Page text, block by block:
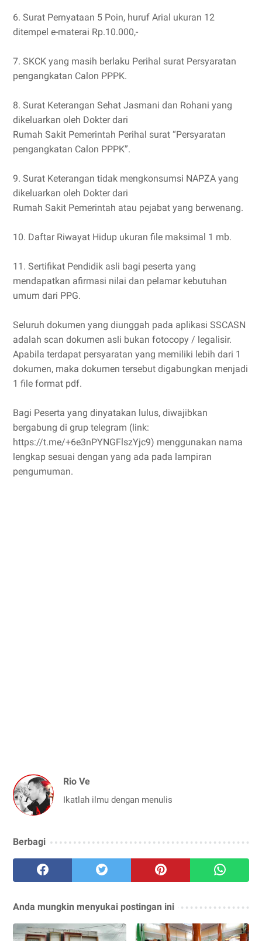
6. Surat Pernyataan 5 Poin, huruf Arial ukuran 12
ditempel e-materai Rp.10.000,-
7. SKCK yang masih berlaku Perihal surat Persyaratan
pengangkatan Calon PPPK.
8. Surat Keterangan Sehat Jasmani dan Rohani yang
dikeluarkan oleh Dokter dari
Rumah Sakit Pemerintah Perihal surat “Persyaratan
pengangkatan Calon PPPK”.
9. Surat Keterangan tidak mengkonsumsi NAPZA yang
dikeluarkan oleh Dokter dari
Rumah Sakit Pemerintah atau pejabat yang berwenang.
10. Daftar Riwayat Hidup ukuran file maksimal 1 mb.
11. Sertifikat Pendidik asli bagi peserta yang
mendapatkan afirmasi nilai dan pelamar kebutuhan
umum dari PPG.
Seluruh dokumen yang diunggah pada aplikasi SSCASN
adalah scan dokumen asli bukan fotocopy / legalisir.
Apabila terdapat persyaratan yang memiliki lebih dari 1
dokumen, maka dokumen tersebut digabungkan menjadi
1 file format pdf.
Bagi Peserta yang dinyatakan lulus, diwajibkan
bergabung di grup telegram (link:
https://t.me/+6e3nPYNGFlszYjc9) menggunakan nama
lengkap sesuai dengan yang ada pada lampiran
pengumuman.
Rio Ve
Ikatlah ilmu dengan menulis
Berbagi
Anda mungkin menyukai postingan ini